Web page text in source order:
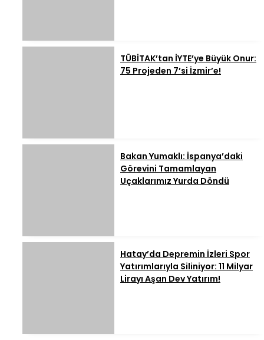
TÜBİTAK’tan İYTE’ye Büyük Onur:
75 Projeden 7’si İzmir’e!
Bakan Yumaklı: İspanya’daki
Görevini Tamamlayan
Uçaklarımız Yurda Döndü
Hatay’da Depremin İzleri Spor
Yatırımlarıyla Siliniyor: 11 Milyar
Lirayı Aşan Dev Yatırım!